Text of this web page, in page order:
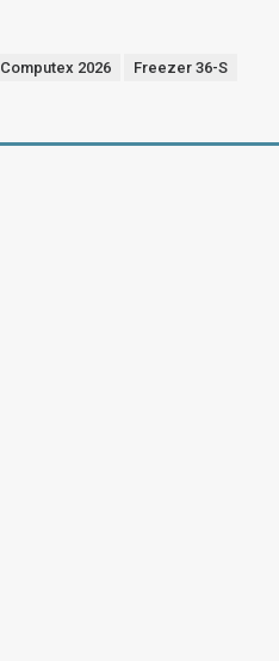
Computex 2026
Freezer 36-S